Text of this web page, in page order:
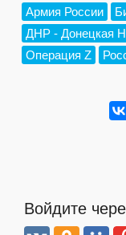
Армия России
ДНР - Донецкая
Операция Z
Войдите